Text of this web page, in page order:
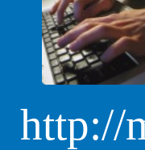
http://